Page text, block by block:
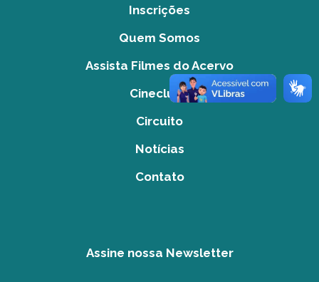
Inscrições
Quem Somos
Assista Filmes do Acervo
Cineclube
Circuito
Notícias
Contato
Assine nossa Newsletter